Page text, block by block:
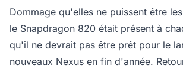
Dommage qu'elles ne puissent être
le Snapdragon 820 était présent à
qu'il ne devrait pas être prêt pour le
nouveaux Nexus en fin d'année.